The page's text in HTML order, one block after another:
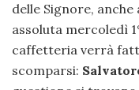
delle Signore,
assoluta mercoledì
caffetteria verrà
scomparsi: